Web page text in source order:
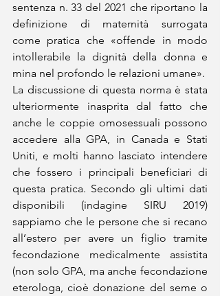
sentenza n. 33 del 2021 che riportano la
definizione di maternità surrogata
come pratica che «offende in modo
intollerabile la dignità della donna e
mina nel profondo le relazioni umane».
La discussione di questa norma è stata
ulteriormente inasprita dal fatto che
anche le coppie omosessuali possono
accedere alla GPA, in Canada e Stati
Uniti, e molti hanno lasciato intendere
che fossero i principali beneficiari di
questa pratica. Secondo gli ultimi dati
disponibili (indagine SIRU 2019)
sappiamo che le persone che si recano
all’estero per avere un figlio tramite
fecondazione medicalmente assistita
(non solo GPA, ma anche fecondazione
eterologa, cioè donazione del seme o